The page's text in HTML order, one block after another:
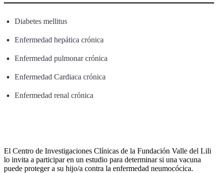
Diabetes mellitus
Enfermedad hepática crónica
Enfermedad pulmonar crónica
Enfermedad Cardiaca crónica
Enfermedad renal crónica
El Centro de Investigaciones Clínicas de la Fundación Valle del Lili
lo invita a participar en un estudio para determinar si una vacuna
puede proteger a su hijo/a contra la enfermedad neumocócica.